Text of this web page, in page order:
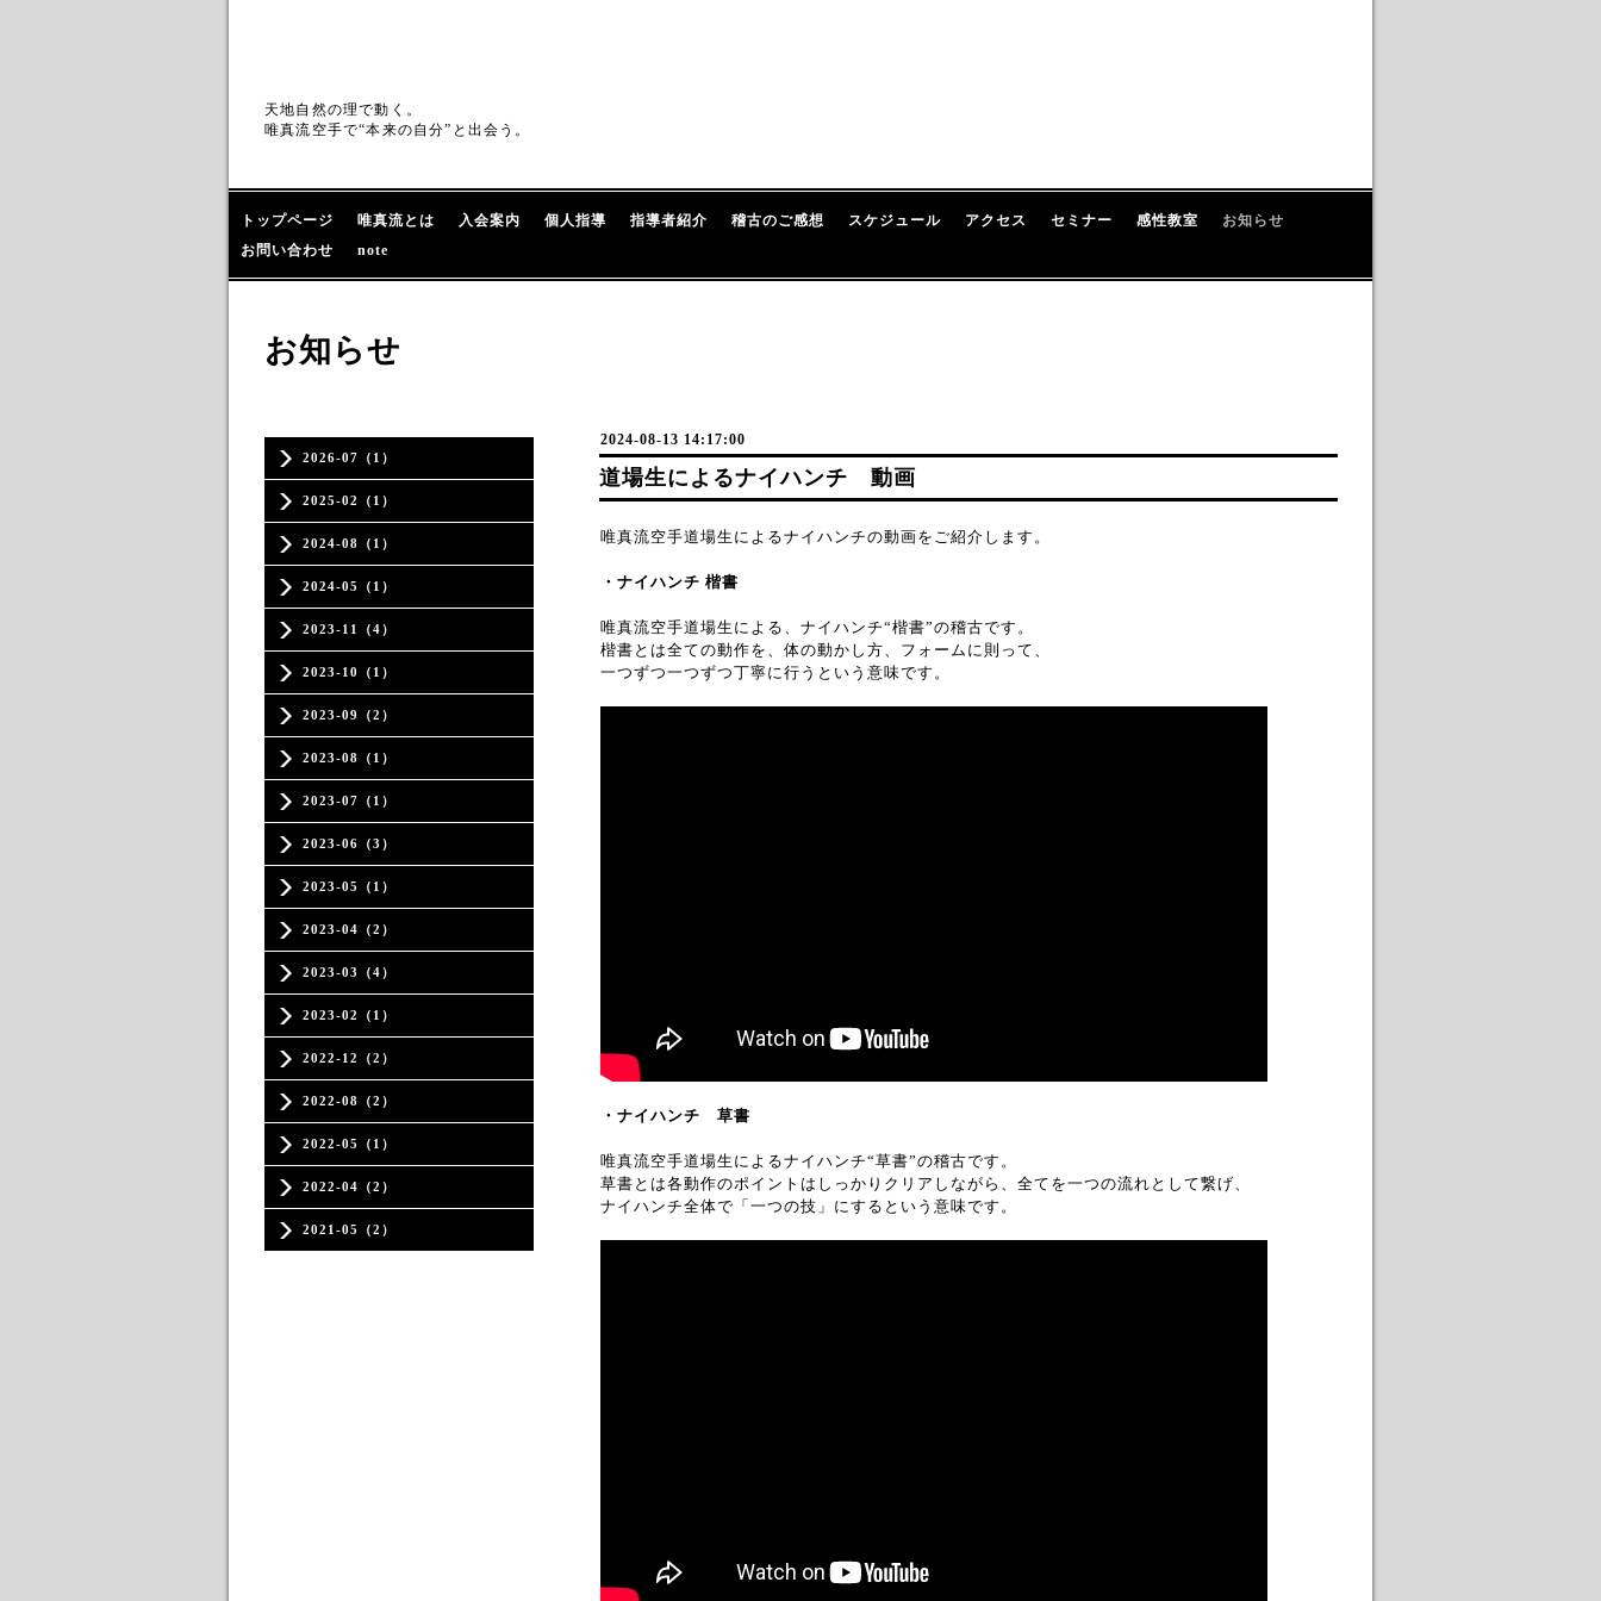
天地自然の理で動く。
唯真流空手で“本来の自分”と出会う。
トップページ 唯真流とは 入会案内 個人指導 指導者紹介 稽古のご感想 スケジュール アクセス セミナー 感性教室
お知らせ
お問い合わせ
note
2026-07（1）
2025-02（1）
2024-08（1）
2024-05（1）
2023-11（4）
2023-10（1）
2023-09（2）
2023-08（1）
2023-07（1）
2023-06（3）
2023-05（1）
2023-04（2）
2023-03（4）
2023-02（1）
2022-12（2）
2022-08（2）
2022-05（1）
2022-04（2）
2021-05（2）
お知らせ
2024-08-13 14:17:00
道場生によるナイハンチ 動画
唯真流空手道場生によるナイハンチの動画をご紹介します。
・ナイハンチ 楷書
唯真流空手道場生による、ナイハンチ“楷書”の稽古です。
楷書とは全ての動作を、体の動かし方、フォームに則って、
一つずつ一つずつ丁寧に行うという意味です。
・ナイハンチ 草書
唯真流空手道場生によるナイハンチ“草書”の稽古です。
草書とは各動作のポイントはしっかりクリアしながら、全てを一つの流れとして繋げ、
ナイハンチ全体で「一つの技」にするという意味です。